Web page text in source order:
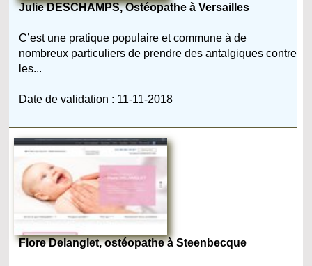
Julie DESCHAMPS, Ostéopathe à Versailles
C’est une pratique populaire et commune à de
nombreux particuliers de prendre des antalgiques contre
les...
Date de validation : 11-11-2018
Flore Delanglet, ostéopathe à Steenbecque